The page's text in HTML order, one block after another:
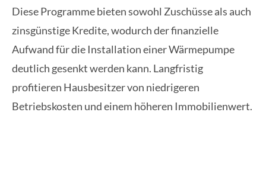
Diese Programme bieten sowohl Zuschüsse als auch
zinsgünstige Kredite, wodurch der finanzielle
Aufwand für die Installation einer Wärmepumpe
deutlich gesenkt werden kann. Langfristig
profitieren Hausbesitzer von niedrigeren
Betriebskosten und einem höheren Immobilienwert.